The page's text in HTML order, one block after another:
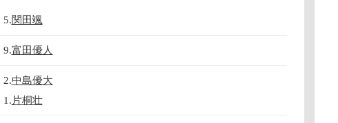
5.関田颯
9.富田優人
2.中島優大
1. 片桐壮